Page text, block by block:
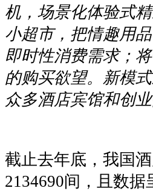
机，场景化体验式
小超市，把情趣用
即时性消费需求；
的购买欲望。新模
众多酒店宾馆和创
截止去年底，我国
2134690间，且数